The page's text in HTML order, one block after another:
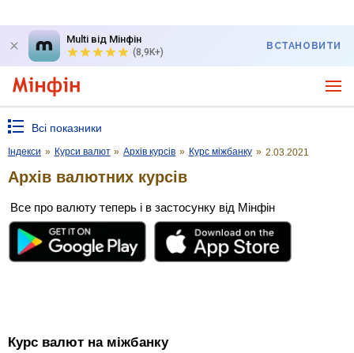
Multi від Мінфін
(8,9K+)
ВСТАНОВИТИ
Всі показники
Індекси » Курси валют » Архів курсів » Курс міжбанку » 2.03.2021
Архів валютних курсів
Все про валюту теперь і в застосунку від Мінфін
Курс валют на міжбанку